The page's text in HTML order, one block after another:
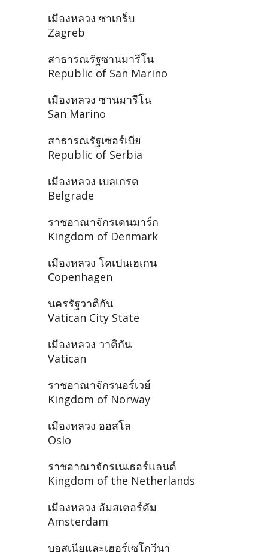
เมืองหลวง ซาเกร็บ
Zagreb
สาธารณรัฐซานมารีโน
Republic of San Marino
เมืองหลวง ซานมารีโน
San Marino
สาธารณรัฐเซอร์เบีย
Republic of Serbia
เมืองหลวง เบลเกรด
Belgrade
ราชอาณาจักรเดนมาร์ก
Kingdom of Denmark
เมืองหลวง โคเปนเฮเกน
Copenhagen
นครรัฐวาติกัน
Vatican City State
เมืองหลวง วาติกัน
Vatican
ราชอาณาจักรนอร์เวย์
Kingdom of Norway
เมืองหลวง ออสโล
Oslo
ราชอาณาจักรเนเธอร์แลนด์
Kingdom of the Netherlands
เมืองหลวง อัมสเตอร์ดัม
Amsterdam
บอสเนียและเฮอร์เซโกวีนา